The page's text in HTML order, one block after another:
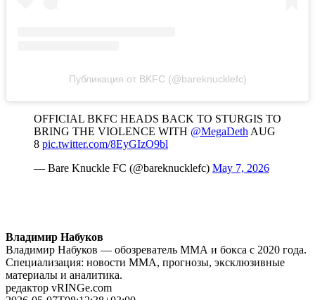
Публикация от BKFC (@bareknucklefc)
OFFICIAL BKFC HEADS BACK TO STURGIS TO
BRING THE VIOLENCE WITH @MegaDeth AUG
8 pic.twitter.com/8EyGIzO9bl
— Bare Knuckle FC (@bareknucklefc) May 7, 2026
Владимир Набуков
Владимир Набуков — обозреватель ММА и бокса с 2020 года.
Специализация: новости ММА, прогнозы, эксклюзивные
материалы и аналитика.
редактор vRINGe.com